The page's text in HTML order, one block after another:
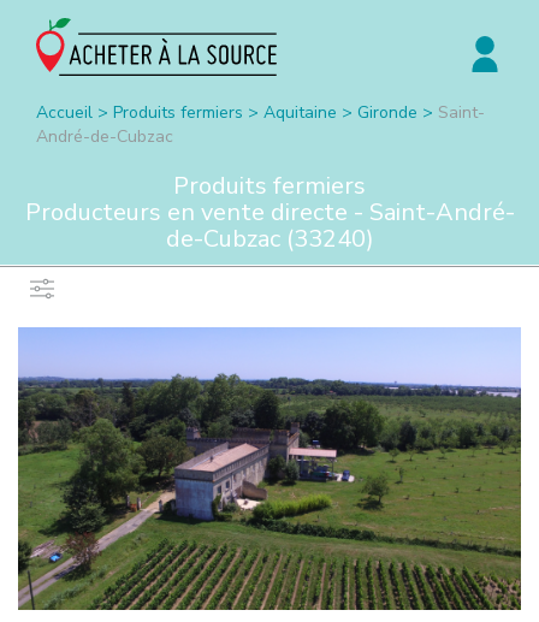
Accueil > Produits fermiers > Aquitaine > Gironde > Saint-
André-de-Cubzac
Produits fermiers
Producteurs en vente directe - Saint-André-
de-Cubzac(33240)